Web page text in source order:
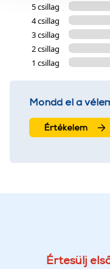
használatával Ön
További információk:
5 csillag
4 csillag
3 csillag
2 csillag
1 csillag
Mondd el a
Értékelem
Értesülj